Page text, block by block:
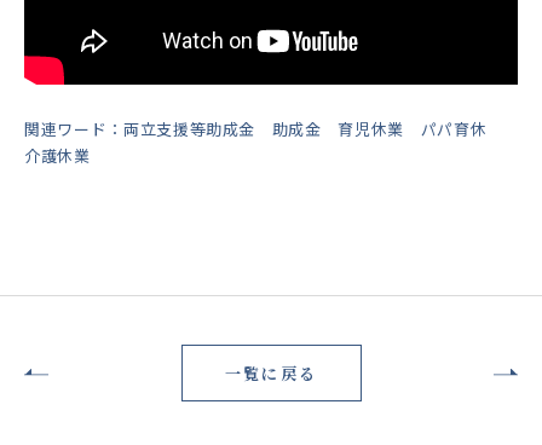
関連ワード：両立支援等助成金 助成金 育児休業 パパ育休
介護休業
一覧に戻る